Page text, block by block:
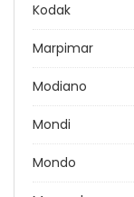
Kodak
Marpimar
Modiano
Mondi
Mondo